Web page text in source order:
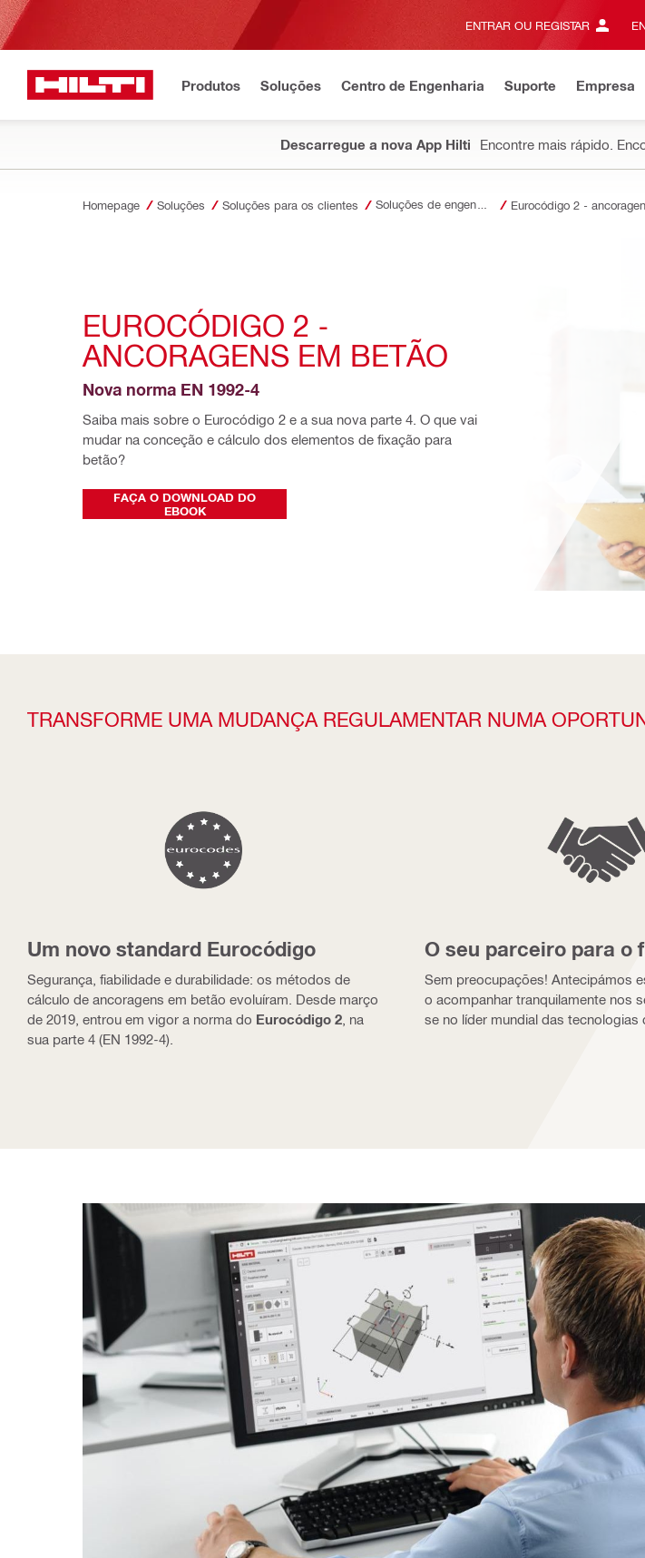
ENTRAR OU REGISTAR
Produtos Soluções Centro de Engenharia Suporte Empresa
Descarregue a nova App Hilti Encontre mais rápido.
Homepage Soluções Soluções para os clientes Eurocódigo 2 -
EUROCÓDIGO 2 -
ANCORAGENS EM BETÃO
Nova norma EN 1992-4
Saiba mais sobre o Eurocódigo 2 e a sua nova parte 4. O que vai
mudar na conceção e cálculo dos elementos de fixação para
betão?
FAÇA O DOWNLOAD DO
EBOOK
TRANSFORME UMA MUDANÇA REGULAMENTAR NUMA
Um novo standard Eurocódigo
Segurança, fiabilidade e durabilidade: os métodos de
cálculo de ancoragens em betão evoluíram. Desde março
de 2019, entrou em vigor a norma do Eurocódigo 2 , na
sua parte 4 (EN 1992-4).
O seu parceiro para o
Sem preocupações! Antecipámos
o acompanhar tranquilamente nos
se no líder mundial das tecnologias